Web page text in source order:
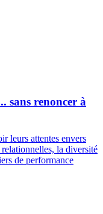
sans renoncer à
leurs attentes envers
la diversité
de performance